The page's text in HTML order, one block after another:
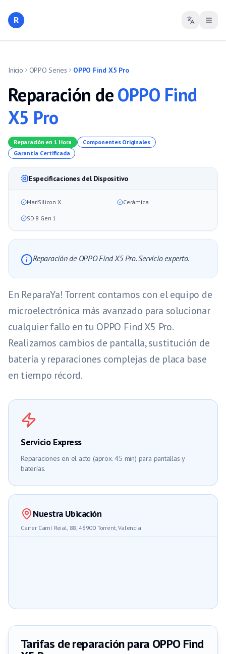
R
Inicio OPPO Series OPPO Find X5 Pro
Reparación deOPPO Find
X5 Pro
Reparación en 1 Hora
Componentes Originales
Garantía Certificada
Especificaciones del Dispositivo
MariSilicon X Cerámica
SD 8 Gen 1
Reparación de OPPO Find X5 Pro. Servicio experto.
En ReparaYa! Torrent contamos con el equipo de
microelectrónica más avanzado para solucionar
cualquier fallo en tu OPPO Find X5 Pro.
Realizamos cambios de pantalla, sustitución de
batería y reparaciones complejas de placa base
en tiempo récord.
Servicio Express
Reparaciones en el acto (aprox. 45 min) para pantallas y
baterías.
Nuestra Ubicación
Carrer Camí Reial, 88, 46900 Torrent, Valencia
Tarifas de reparación para OPPO Find